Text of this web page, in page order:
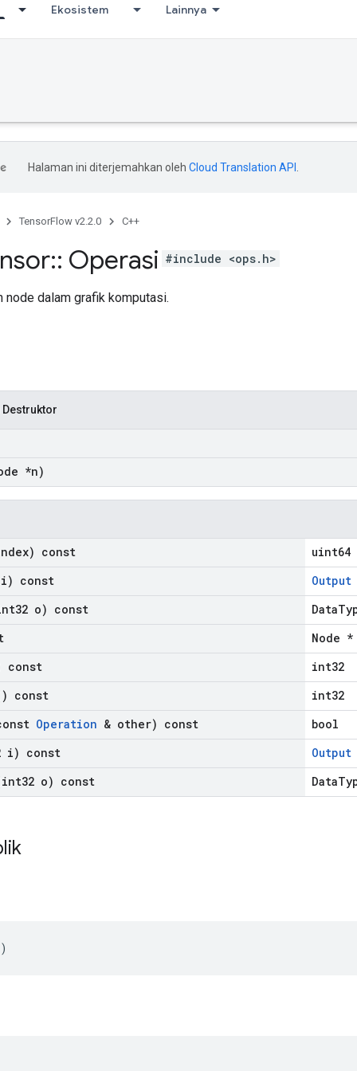
Ekosistem Lainnya
Halaman ini diterjemahkan oleh Cloud Translation API
TensorFlow v2.2.0 C++
:: Operasi #include <ops.h>
node dalam grafik komputasi.
*n)
const
uint64
const
Output
o) const
Node *
const
int32
const
int32
Operation & other) const
bool
i) const
Output
o) const